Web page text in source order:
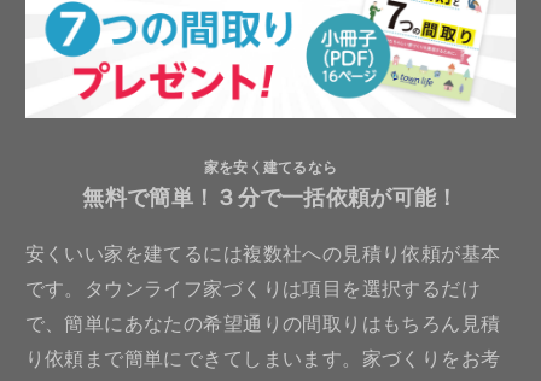
家を安く建てるなら
無料で簡単！３分で一括依頼が可能！
安くいい家を建てるには複数社への見積り依頼が基本
です。タウンライフ家づくりは項目を選択するだけ
で、簡単にあなたの希望通りの間取りはもちろん見積
り依頼まで簡単にできてしまいます。家づくりをお考